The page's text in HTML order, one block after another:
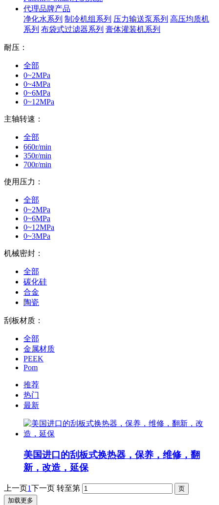
代理品牌产品
净化水系列 制冷机组系列 压力输送泵系列 高压均质机
系列 布袋式过滤器系列 膏体灌装机系列
耐压：
全部
0~2MPa
0~4MPa
0~6MPa
0~12MPa
主轴转速：
全部
660r/min
350r/min
700r/min
使用压力：
全部
0~2MPa
0~6MPa
0~12MPa
0~3MPa
机械密封：
全部
碳化硅
合金
陶瓷
刮板材质：
全部
金属材质
PEEK
Pom
推荐
热门
最新
美国进口的刮板式换热器，保养，维修，翻
新，改造，延保
上一页1下一页 转至第
加载更多